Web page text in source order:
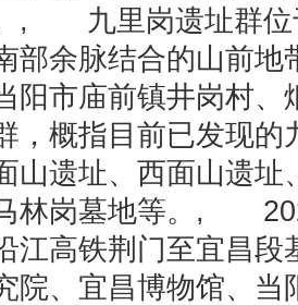
, 九里岗遗址群位
部余脉结合的山前地
阳市庙前镇井岗村、
，概指目前已发现的
山遗址、西面山遗址
林岗墓地等。,
江高铁荆门至宜昌段
院、宜昌博物馆、当